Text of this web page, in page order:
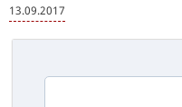
13.09.2017